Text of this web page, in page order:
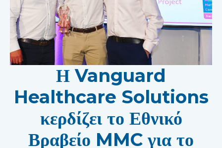
Η Vanguard
Healthcare Solutions
κερδίζει το Εθνικό
Βραβείο MMC για το